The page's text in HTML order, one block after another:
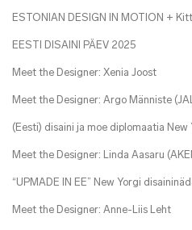
ESTONIAN DESIGN IN MOTION +
EESTI DISAINI PÄEV 2025
Meet the Designer: Xenia Joost
Meet the Designer: Argo Männiste
(Eesti) disaini ja moe diplomaatia New
Meet the Designer: Linda Aasaru
“UPMADE IN EE” New Yorgi
Meet the Designer: Anne-Liis Leht